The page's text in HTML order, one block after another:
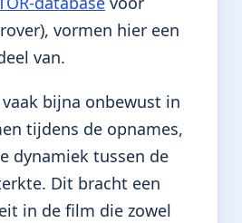
vormen hier een
van.
bijna onbewust in
tijdens de opnames,
dynamiek tussen de
Dit bracht een
in de film die zowel